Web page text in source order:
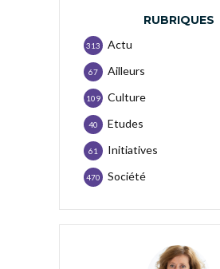
RUBRIQUES
Actu
313
Ailleurs
67
Culture
109
Etudes
40
Initiatives
61
Société
470